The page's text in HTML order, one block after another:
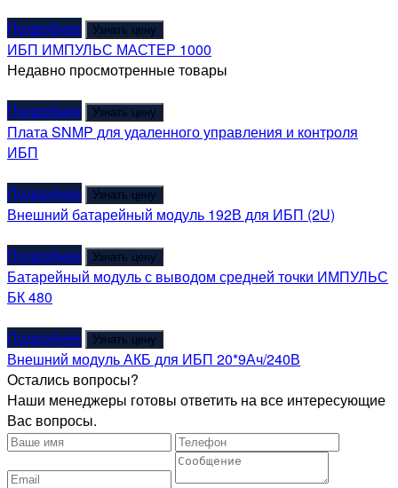
Подробнее
Узнать цену
ИБП ИМПУЛЬС МАСТЕР 1000
Недавно просмотренные товары
Подробнее
Узнать цену
Плата SNMP для удаленного управления и контроля
ИБП
Подробнее
Узнать цену
Внешний батарейный модуль 192В для ИБП (2U)
Подробнее
Узнать цену
Батарейный модуль с выводом средней точки ИМПУЛЬС
БК 480
Подробнее
Узнать цену
Внешний модуль АКБ для ИБП 20*9Ач/240В
Остались вопросы?
Наши менеджеры готовы ответить на все интересующие
Вас вопросы.